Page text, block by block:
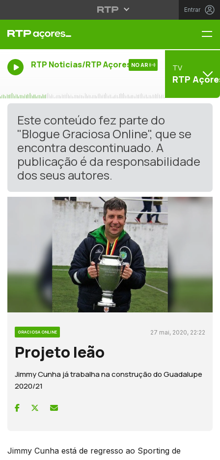
Entrar
RTP Noticias/RTP Açores NO AR TV
RTP
Este conteúdo fez parte do
"Blogue Graciosa Online", que se
encontra descontinuado. A
publicação é da responsabilidade
dos seus autores.
GRACIOSA ONLINE 27 mai, 2020, 22:22
Projeto leão
Jimmy Cunha já trabalha na construção do Guadalupe
2020/21
Jimmy Cunha está de regresso ao Sporting de